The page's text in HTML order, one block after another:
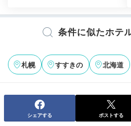
条件に似たホテ
札幌 すすきの 北海道
シェアする ポストする